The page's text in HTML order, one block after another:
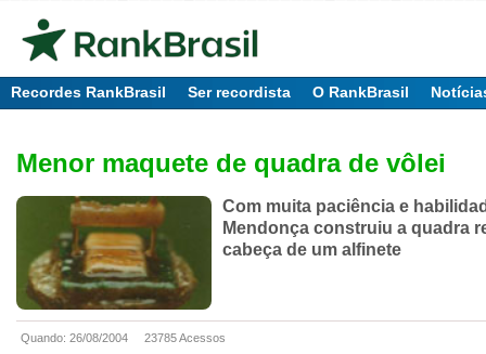
Recordes RankBrasil Ser recordista O RankBrasil
Menor maquete de quadra de vôlei
Com muita paciência e
Mendonça construiu a quadra
cabeça de um alfinete
Quando: 26/08/2004 23785 Acessos